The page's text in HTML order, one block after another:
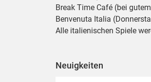
Break Time Café (bei
Benvenuta Italia
Alle italienischen Spiele
Neuigkeiten